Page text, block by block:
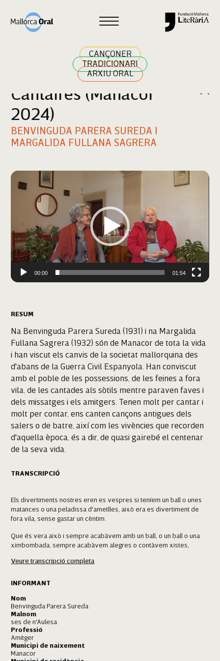
CANÇONER
TRADICIONARI
ARXIU ORAL
Cercar
Cantaires (Manacor
2024)
BENVINGUDA PARERA SUREDA I
MARGALIDA FULLANA SAGRERA
Reproductor
de
vídeo
00:00 01:54
RESUM
Na Benvinguda Parera Sureda (1931) i na Margalida
Fullana Sagrera (1932) són de Manacor de tota la vida
i han viscut els canvis de la societat mallorquina des
d'abans de la Guerra Civil Espanyola. Han conviscut
amb el poble de les possessions, de les feines a fora
vila, de les cantades als sòtils mentre paraven faves i
dels missatges i els amitgers. Tenen molt per cantar i
molt per contar, ens canten cançons antigues dels
salers o de batre, així com les vivències que recorden
d'aquella època, és a dir, de quasi gairebé el centenar
de la seva vida.
TRANSCRIPCIÓ
Els divertiments nostres eren es vespres si teníem un ball o unes
matances o una peladissa d'ametlles, això era es divertiment de
fora vila, sense gastar un cèntim.
Que és vera això i sempre acabàvem amb un ball, o un ball o una
ximbombada, sempre acabàvem alegres o contàvem xistes,
bé, perquè no coneixíem res pus i érem felices de lo que hi havia,
s'altra.
I anàvem a missa es diumenges a peu una hora enfora de camí,
s'Espitalet, noltros estàvem a Son Fortesa i anàvem a s'Espitalet a
peu a missa i amb sa Quaresma mos feien sermons que a Manacor
en feien per ses filles de la puríssima i pels homes i allà els feien a
fora vila. I pensa, hi ha un sermó i tots més content.
Veure transcripció completa
INFORMANT
Nom
Benvinguda Parera Sureda
Malnom
ses de n'Aulesa
Professió
Amitger
Municipi de naixement
Manacor